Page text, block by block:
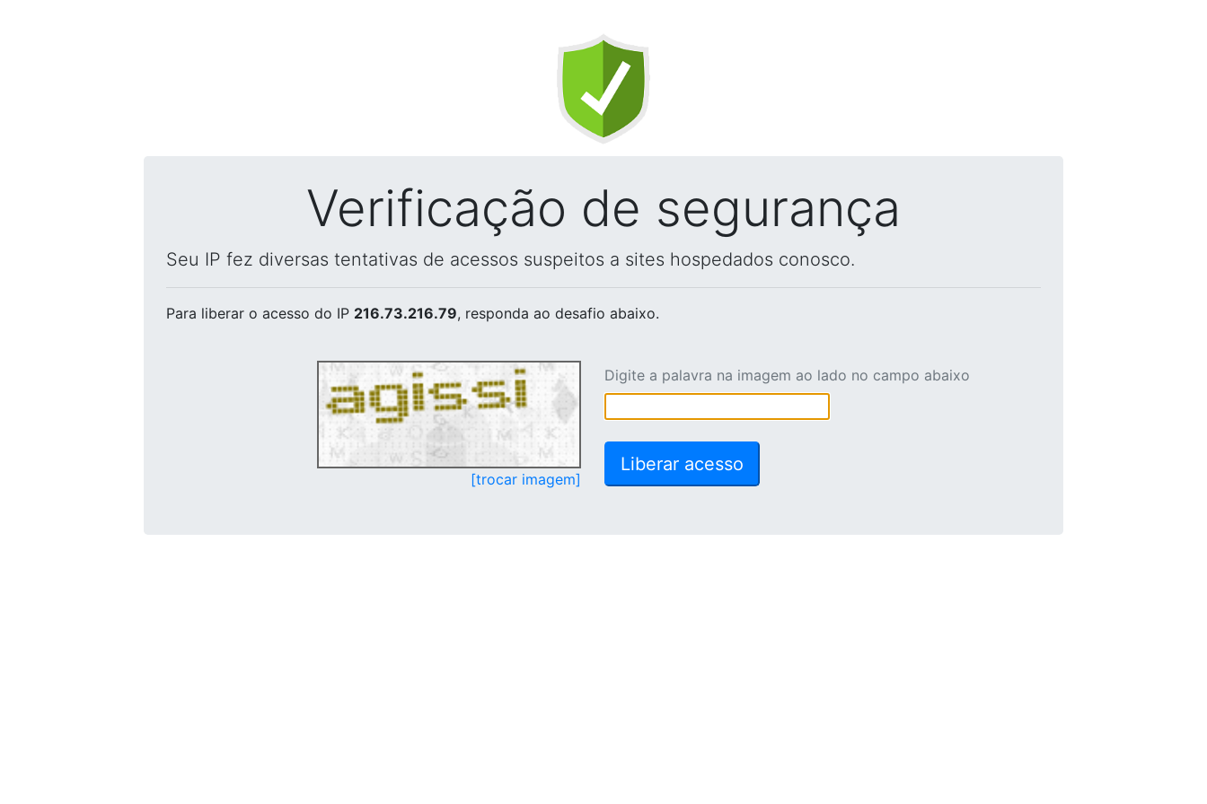
Verificação de segurança
Seu IP fez diversas tentativas de acessos suspeitos a sites hospedados conosco.
Para liberar o acesso do IP 216.73.216.79, responda ao desafio abaixo.
[trocar imagem]
Digite a palavra na imagem ao lado no campo abaixo